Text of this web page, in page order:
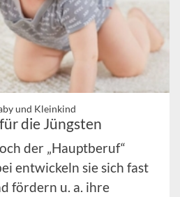
und Kleinkind
die Jüngsten
der „Hauptberuf“
entwickeln sie sich fast
fördern u. a. ihre